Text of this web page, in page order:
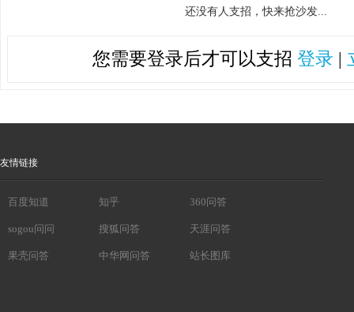
还没有人支招，快来抢沙发...
您需要登录后才可以支招 登录 |
友情链接
百度知道 知乎 360问答
sogou问问 搜狐问答 天涯问答
果壳问答 中华网问答 站长图库